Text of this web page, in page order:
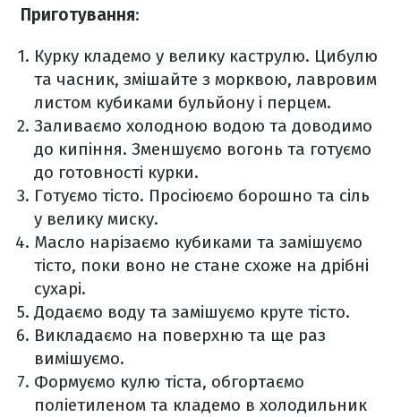
Приготування:
Курку кладемо у велику каструлю. Цибулю
та часник, змішайте з морквою, лавровим
листом кубиками бульйону і перцем.
Заливаємо холодною водою та доводимо
до кипіння. Зменшуємо вогонь та готуємо
до готовності курки.
Готуємо тісто. Просіюємо борошно та сіль
у велику миску.
Масло нарізаємо кубиками та замішуємо
тісто, поки воно не стане схоже на дрібні
сухарі.
Додаємо воду та замішуємо круте тісто.
Викладаємо на поверхню та ще раз
вимішуємо.
Формуємо кулю тіста, обгортаємо
поліетиленом та кладемо в холодильник